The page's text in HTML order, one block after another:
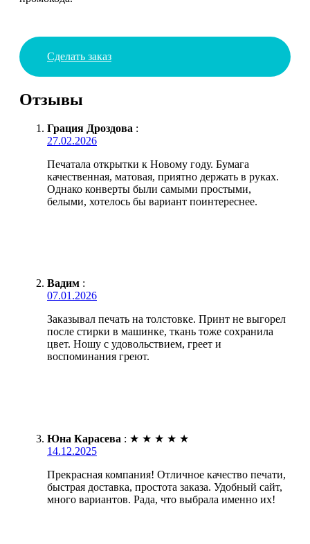
Сделать заказ
Отзывы
Грация Дроздова :
27.02.2026
Печатала открытки к Новому году. Бумага
качественная, матовая, приятно держать в руках.
Однако конверты были самыми простыми,
белыми, хотелось бы вариант поинтереснее.
Вадим :
07.01.2026
Заказывал печать на толстовке. Принт не выгорел
после стирки в машинке, ткань тоже сохранила
цвет. Ношу с удовольствием, греет и
воспоминания греют.
Юна Карасева : ★ ★ ★ ★ ★
14.12.2025
Прекрасная компания! Отличное качество печати,
быстрая доставка, простота заказа. Удобный сайт,
много вариантов. Рада, что выбрала именно их!